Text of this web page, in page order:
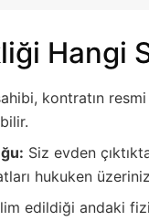
Hangi
kontratın
Siz evden
hukuken
edildiği andaki